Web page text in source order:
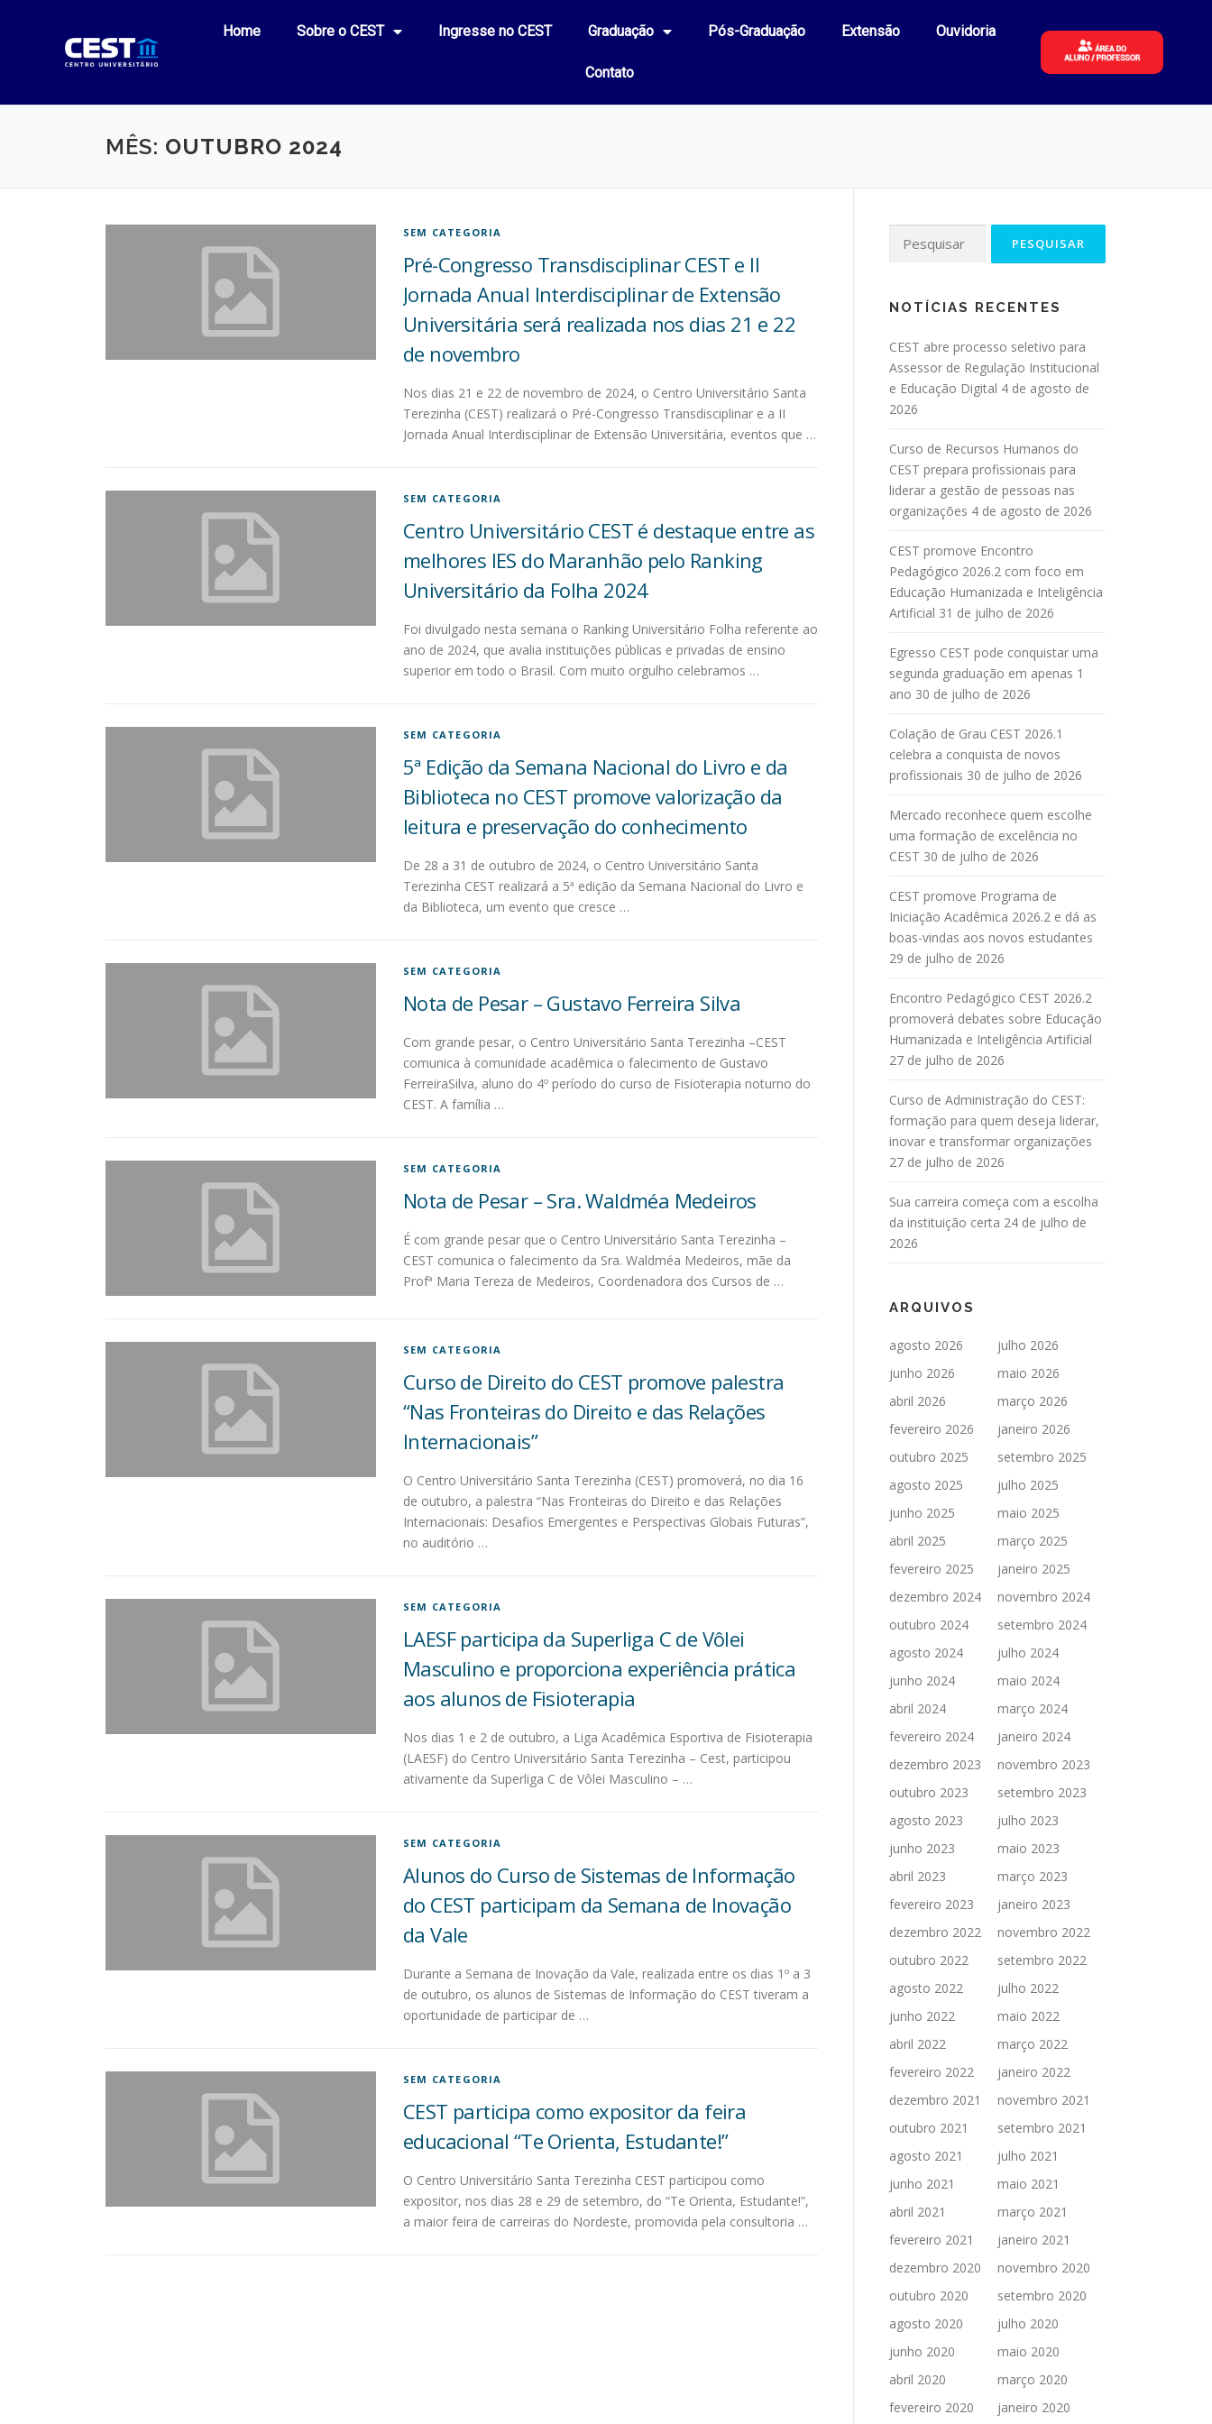
Home Sobre o CEST Ingresse no CEST Graduação Pós-Graduação Extensão Ouvidoria
Contato
MÊS: OUTUBRO 2024
SEM CATEGORIA
Pré-Congresso Transdisciplinar CEST e II
Jornada Anual Interdisciplinar de Extensão
Universitária será realizada nos dias 21 e 22
de novembro
Nos dias 21 e 22 de novembro de 2024, o Centro Universitário Santa
Terezinha (CEST) realizará o Pré-Congresso Transdisciplinar e a II
Jornada Anual Interdisciplinar de Extensão Universitária, eventos que …
SEM CATEGORIA
Centro Universitário CEST é destaque entre as
melhores IES do Maranhão pelo Ranking
Universitário da Folha 2024
Foi divulgado nesta semana o Ranking Universitário Folha referente ao
ano de 2024, que avalia instituições públicas e privadas de ensino
superior em todo o Brasil. Com muito orgulho celebramos …
SEM CATEGORIA
5ª Edição da Semana Nacional do Livro e da
Biblioteca no CEST promove valorização da
leitura e preservação do conhecimento
De 28 a 31 de outubro de 2024, o Centro Universitário Santa
Terezinha CEST realizará a 5ª edição da Semana Nacional do Livro e
da Biblioteca, um evento que cresce …
SEM CATEGORIA
Nota de Pesar – Gustavo Ferreira Silva
Com grande pesar, o Centro Universitário Santa Terezinha –CEST
comunica à comunidade acadêmica o falecimento de Gustavo
FerreiraSilva, aluno do 4º período do curso de Fisioterapia noturno do
CEST. A família …
SEM CATEGORIA
Nota de Pesar – Sra. Waldméa Medeiros
É com grande pesar que o Centro Universitário Santa Terezinha –
CEST comunica o falecimento da Sra. Waldméa Medeiros, mãe da
Profª Maria Tereza de Medeiros, Coordenadora dos Cursos de …
SEM CATEGORIA
Curso de Direito do CEST promove palestra
“Nas Fronteiras do Direito e das Relações
Internacionais”
O Centro Universitário Santa Terezinha (CEST) promoverá, no dia 16
de outubro, a palestra “Nas Fronteiras do Direito e das Relações
Internacionais: Desafios Emergentes e Perspectivas Globais Futuras”,
no auditório …
SEM CATEGORIA
LAESF participa da Superliga C de Vôlei
Masculino e proporciona experiência prática
aos alunos de Fisioterapia
Nos dias 1 e 2 de outubro, a Liga Acadêmica Esportiva de Fisioterapia
(LAESF) do Centro Universitário Santa Terezinha – Cest, participou
ativamente da Superliga C de Vôlei Masculino – …
SEM CATEGORIA
Alunos do Curso de Sistemas de Informação
do CEST participam da Semana de Inovação
da Vale
Durante a Semana de Inovação da Vale, realizada entre os dias 1º a 3
de outubro, os alunos de Sistemas de Informação do CEST tiveram a
oportunidade de participar de …
SEM CATEGORIA
CEST participa como expositor da feira
educacional “Te Orienta, Estudante!”
O Centro Universitário Santa Terezinha CEST participou como
expositor, nos dias 28 e 29 de setembro, do “Te Orienta, Estudante!”,
a maior feira de carreiras do Nordeste, promovida pela consultoria …
NOTÍCIAS RECENTES
CEST abre processo seletivo para
Assessor de Regulação Institucional
e Educação Digital 4 de agosto de
2026
Curso de Recursos Humanos do
CEST prepara profissionais para
liderar a gestão de pessoas nas
organizações 4 de agosto de 2026
CEST promove Encontro
Pedagógico 2026.2 com foco em
Educação Humanizada e Inteligência
Artificial 31 de julho de 2026
Egresso CEST pode conquistar uma
segunda graduação em apenas 1
ano 30 de julho de 2026
Colação de Grau CEST 2026.1
celebra a conquista de novos
profissionais 30 de julho de 2026
Mercado reconhece quem escolhe
uma formação de excelência no
CEST 30 de julho de 2026
CEST promove Programa de
Iniciação Acadêmica 2026.2 e dá as
boas-vindas aos novos estudantes
29 de julho de 2026
Encontro Pedagógico CEST 2026.2
promoverá debates sobre Educação
Humanizada e Inteligência Artificial
27 de julho de 2026
Curso de Administração do CEST:
formação para quem deseja liderar,
inovar e transformar organizações
27 de julho de 2026
Sua carreira começa com a escolha
da instituição certa 24 de julho de
2026
ARQUIVOS
agosto 2026
julho 2026
junho 2026
maio 2026
abril 2026
março 2026
fevereiro 2026
janeiro 2026
outubro 2025
setembro 2025
agosto 2025
julho 2025
junho 2025
maio 2025
abril 2025
março 2025
fevereiro 2025
janeiro 2025
dezembro 2024
novembro 2024
outubro 2024
setembro 2024
agosto 2024
julho 2024
junho 2024
maio 2024
abril 2024
março 2024
fevereiro 2024
janeiro 2024
dezembro 2023
novembro 2023
outubro 2023
setembro 2023
agosto 2023
julho 2023
junho 2023
maio 2023
abril 2023
março 2023
fevereiro 2023
janeiro 2023
dezembro 2022
novembro 2022
outubro 2022
setembro 2022
agosto 2022
julho 2022
junho 2022
maio 2022
abril 2022
março 2022
fevereiro 2022
janeiro 2022
dezembro 2021
novembro 2021
outubro 2021
setembro 2021
agosto 2021
julho 2021
junho 2021
maio 2021
abril 2021
março 2021
fevereiro 2021
janeiro 2021
dezembro 2020
novembro 2020
outubro 2020
setembro 2020
agosto 2020
julho 2020
junho 2020
maio 2020
abril 2020
março 2020
fevereiro 2020
janeiro 2020